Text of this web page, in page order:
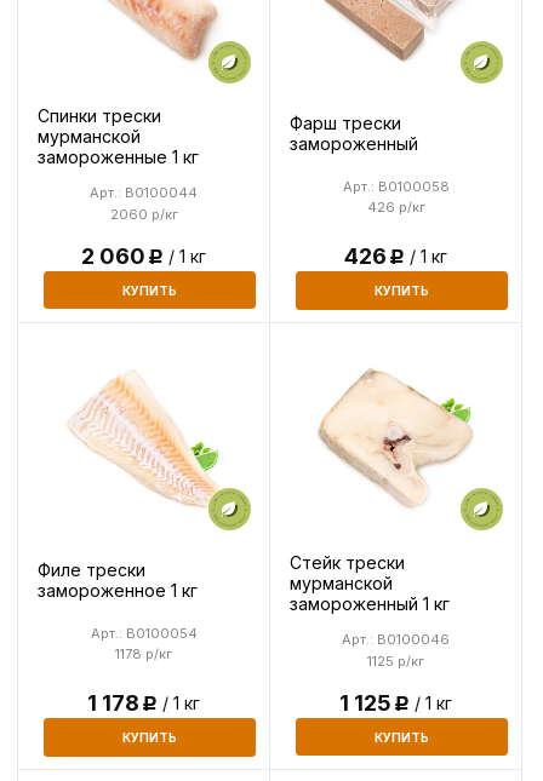
Спинки трески
мурманской
замороженные 1 кг
2060 р/кг
Арт.: B0100044
2 060Р / 1 кг
КУПИТЬ
Фарш трески
замороженный
426 р/кг
Арт.: B0100058
426Р / 1 кг
КУПИТЬ
Филе трески
замороженное 1 кг
1178 р/кг
Арт.: B0100054
1 178Р / 1 кг
КУПИТЬ
Стейк трески
мурманской
замороженный 1 кг
1125 р/кг
Арт.: B0100046
1 125Р / 1 кг
КУПИТЬ